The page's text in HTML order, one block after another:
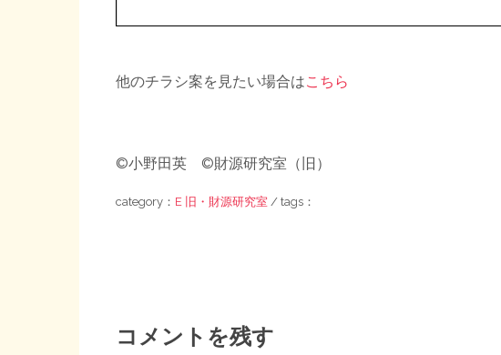
他のチラシ案を見たい場合はこちら
©小野田英 ©財源研究室（旧）
category： E 旧・財源研究室 / tags：
コメントを残す